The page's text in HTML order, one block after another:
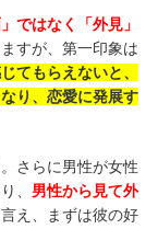
」ではなく「外見」
すが、第一印象は
てもらえないと、
り、恋愛に発展す
さらに男性が女性
、 男性から見て外
え、まずは彼の好